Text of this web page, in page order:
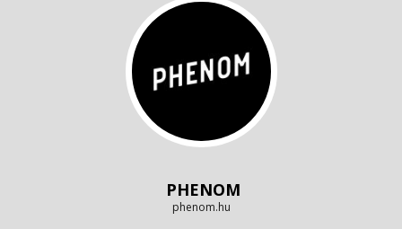
PHENOM
phenom.hu